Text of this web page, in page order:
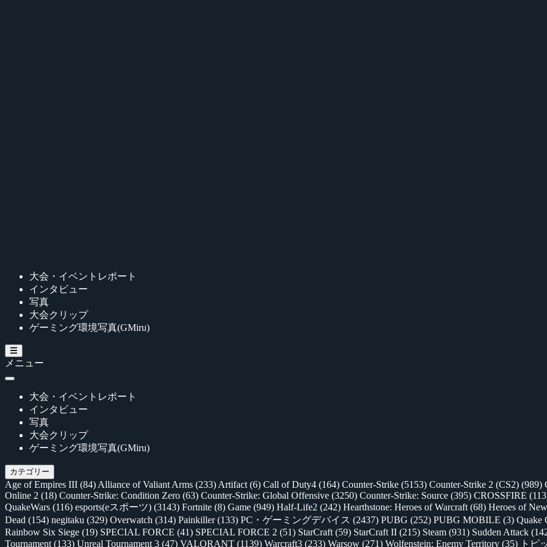
大会・イベントレポート
インタビュー
写真
大会クリップ
ゲーミング環境写真(GMiru)
メニュー
大会・イベントレポート
インタビュー
写真
大会クリップ
ゲーミング環境写真(GMiru)
カテゴリー
Age of Empires III (84) Alliance of Valiant Arms (233) Artifact (6) Call of Duty4 (164) Counter-Strike (5153) Counter-Strike 2 (CS2) (989)
Online 2 (18) Counter-Strike: Condition Zero (63) Counter-Strike: Global Offensive (3250) Counter-Strike: Source (395) CROSSFIRE
QuakeWars (116) esports(eスポーツ) (3143) Fortnite (8) Game (949) Half-Life2 (242) Hearthstone: Heroes of Warcraft (68) Heroes of
Dead (154) negitaku (329) Overwatch (314) Painkiller(133) PC・ゲーミングデバイス (2437) PUBG (252) PUBG MOBILE (3) Quake
Rainbow Six Siege (19) SPECIAL FORCE (41) SPECIAL FORCE 2 (51) StarCraft (59) StarCraft II (215) Steam (931) Sudden Attack
Tournament (133) Unreal Tournament 3 (47) VALORANT (1139) Warcraft3 (233) Warsow (271) Wolfenstein: Enemy Territory (35) トピ